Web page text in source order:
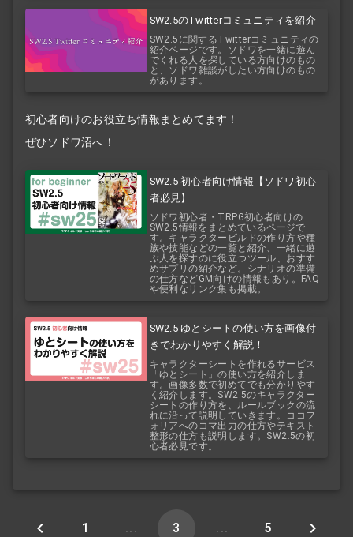
SW2.5のTwitterコミュニティを紹介
SW2.5に関するTwitterコミュニティの
紹介ページです。ソドワを一緒に遊ん
でくれる人を探している方向けのもの
と、ソドワ雑談がしたい方向けのもの
があります。
初心者向けのお役立ち情報まとめてます！
ぜひソドワ沼へ！
SW2.5 初心者向け情報【ソドワ初心
者必見】
ソドワ初心者・TRPG初心者向けの
SW2.5情報をまとめているページで
す。キャラクタービルドの作り方や種
族や技能などの一覧と紹介、一緒に遊
ぶ人を探すのに役立つツール、おすす
めサプリの紹介など。シナリオの準備
の仕方などGM向けの情報もあり。FAQ
や便利なリンク集も掲載。
SW2.5 ゆとシートの使い方を画像付
きでわかりやすく解説！
キャラクターシートを作れるサービス
「ゆとシート」の使い方を紹介しま
す。画像多数で初めてでも分かりやす
く紹介します。SW2.5のキャラクター
シートの作り方を、ルールブックの流
れに沿って説明していきます。ココフ
ォリアへのコマ出力の仕方やテキスト
整形の仕方も説明します。SW2.5の初
心者必見です。
1 ... 3 ... 5